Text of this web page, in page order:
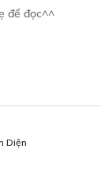
để đọc^^
Diện